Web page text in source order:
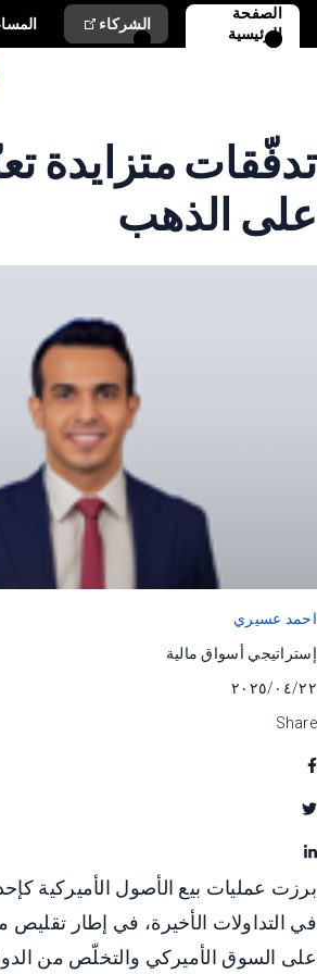
الصفحة
الرئيسية
الشركاء
تدفّقات متزايدة
على الذهب
احمد عسيري
إستراتيجي أسواق مالية
٢٢‏/٠٤‏/٢٠٢٥
Share
برزت عمليات بيع الأصول الأميركية
في التداولات الأخيرة، في إطار
على السوق الأميركي والتخلّص من